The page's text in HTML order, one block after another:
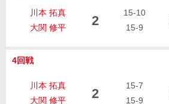
川本 拓真
大関 修平
2
15-10
15-9
4回戦
川本 拓真
大関 修平
2
15-7
15-9